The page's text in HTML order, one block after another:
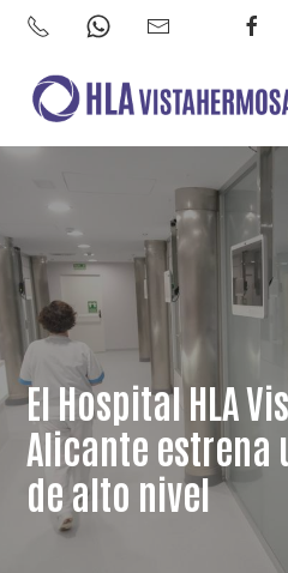
El Hospital HLA
Alicante estrena
de alto nivel